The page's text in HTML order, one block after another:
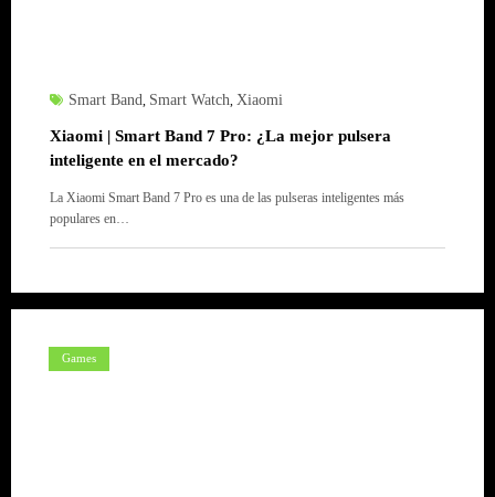
Smart Band, Smart Watch, Xiaomi
Xiaomi | Smart Band 7 Pro: ¿La mejor pulsera
inteligente en el mercado?
La Xiaomi Smart Band 7 Pro es una de las pulseras inteligentes más
populares en…
Games